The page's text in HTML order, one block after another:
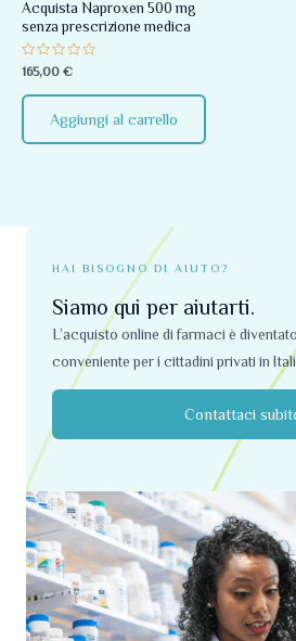
Acquista Naproxen 500 mg
senza prescrizione medica
Valutato
0
su
5
165,00 €
Aggiungi al carrello
HAI BISOGNO DI AIUTO?
Siamo qui per aiutarti.
L’acquisto online di farmaci è
conveniente per i cittadini privati ​​in
Contattaci